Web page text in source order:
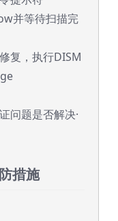
并等待扫描完
复，执行DISM
问题是否解决·
措施